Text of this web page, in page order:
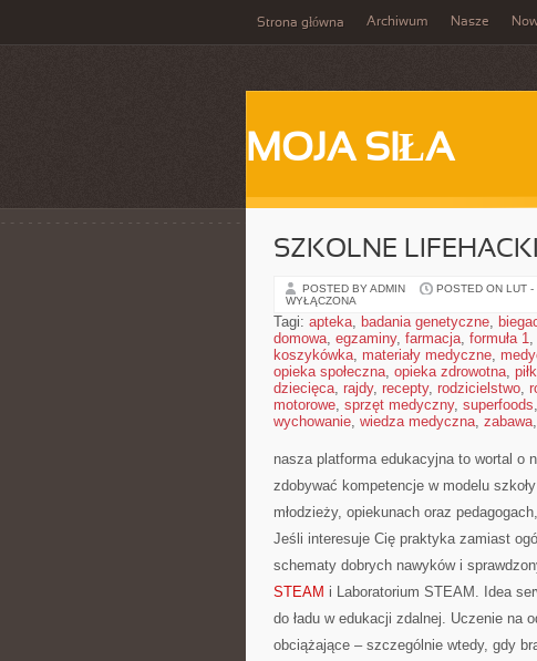
Strona główna Archiwum Nasze
MOJA SIŁA
SZKOLNE LIFEHACKI
POSTED BY ADMIN POSTED ON LUT -
WYŁĄCZONA
Tagi: apteka, badania genetyczne,
domowa, egzaminy, farmacja, formuła 1,
koszykówka, materiały medyczne,
opieka społeczna, opieka zdrowotna,
dziecięca, rajdy, recepty, rodzicielstwo,
motorowe, sprzęt medyczny, superfoods,
wychowanie, wiedza medyczna, zabawa,
nasza platforma edukacyjna to wortal o
zdobywać kompetencje w modelu
młodzieży, opiekunach oraz
Jeśli interesuje Cię praktyka zamiast
schematy dobrych nawyków i
STEAM i Laboratorium STEAM. Idea
do ładu w edukacji zdalnej. Uczenie na
obciążające – szczególnie wtedy, gdy